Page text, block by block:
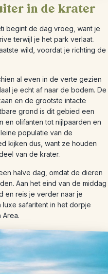
in de krater
begint de dag vroeg, want je
terwijl je het park verlaat.
wild, voordat je richting de
al even in de verte gezien
je echt af naar de bodem. De
en de grootste intacte
grond is dit gebied een
en olifanten tot nijlpaarden en
populatie van de
kijken dus, want ze houden
van de krater.
halve dag, omdat de dieren
Aan het eind van de middag
en reis je verder naar je
safaritent in het dorpje
Area.